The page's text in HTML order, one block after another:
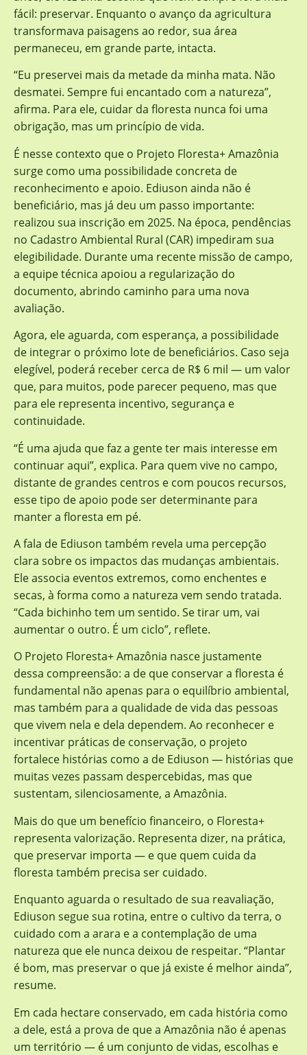
fácil: preservar. Enquanto o avanço da agricultura
transformava paisagens ao redor, sua área
permaneceu, em grande parte, intacta.
“Eu preservei mais da metade da minha mata. Não
desmatei. Sempre fui encantado com a natureza”,
afirma. Para ele, cuidar da floresta nunca foi uma
obrigação, mas um princípio de vida.
É nesse contexto que o Projeto Floresta+ Amazônia
surge como uma possibilidade concreta de
reconhecimento e apoio. Ediuson ainda não é
beneficiário, mas já deu um passo importante:
realizou sua inscrição em 2025. Na época, pendências
no Cadastro Ambiental Rural (CAR) impediram sua
elegibilidade. Durante uma recente missão de campo,
a equipe técnica apoiou a regularização do
documento, abrindo caminho para uma nova
avaliação.
Agora, ele aguarda, com esperança, a possibilidade
de integrar o próximo lote de beneficiários. Caso seja
elegível, poderá receber cerca de R$ 6 mil — um valor
que, para muitos, pode parecer pequeno, mas que
para ele representa incentivo, segurança e
continuidade.
“É uma ajuda que faz a gente ter mais interesse em
continuar aqui”, explica. Para quem vive no campo,
distante de grandes centros e com poucos recursos,
esse tipo de apoio pode ser determinante para
manter a floresta em pé.
A fala de Ediuson também revela uma percepção
clara sobre os impactos das mudanças ambientais.
Ele associa eventos extremos, como enchentes e
secas, à forma como a natureza vem sendo tratada.
“Cada bichinho tem um sentido. Se tirar um, vai
aumentar o outro. É um ciclo”, reflete.
O Projeto Floresta+ Amazônia nasce justamente
dessa compreensão: a de que conservar a floresta é
fundamental não apenas para o equilíbrio ambiental,
mas também para a qualidade de vida das pessoas
que vivem nela e dela dependem. Ao reconhecer e
incentivar práticas de conservação, o projeto
fortalece histórias como a de Ediuson — histórias que
muitas vezes passam despercebidas, mas que
sustentam, silenciosamente, a Amazônia.
Mais do que um benefício financeiro, o Floresta+
representa valorização. Representa dizer, na prática,
que preservar importa — e que quem cuida da
floresta também precisa ser cuidado.
Enquanto aguarda o resultado de sua reavaliação,
Ediuson segue sua rotina, entre o cultivo da terra, o
cuidado com a arara e a contemplação de uma
natureza que ele nunca deixou de respeitar. “Plantar
é bom, mas preservar o que já existe é melhor ainda”,
resume.
Em cada hectare conservado, em cada história como
a dele, está a prova de que a Amazônia não é apenas
um território — é um conjunto de vidas, escolhas e